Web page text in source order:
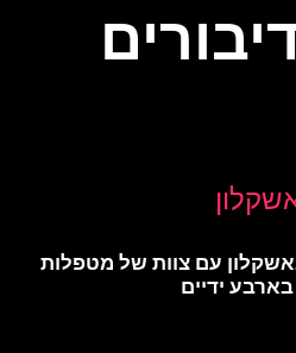
עם צוות של מטפלות
ידיים